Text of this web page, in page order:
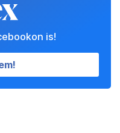
is!